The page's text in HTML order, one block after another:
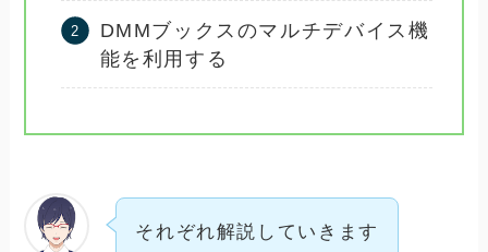
DMMブックスのマルチデバイス機
能を利用する
それぞれ解説していきます